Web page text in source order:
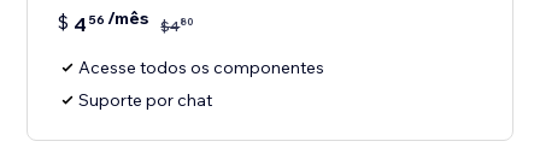
$ 4 56 /mês $480
Acesse todos os componentes
Suporte por chat